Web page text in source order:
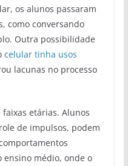
os alunos passaram
como conversando
Outra possibilidade
celular tinha usos
lacunas no processo
etárias. Alunos
de impulsos, podem
ensino médio, onde o